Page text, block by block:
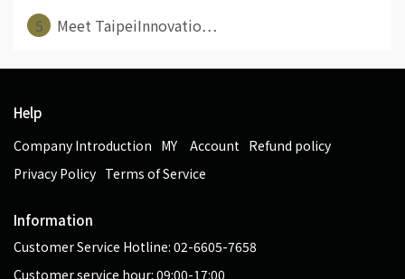
5
Meet TaipeiInnovatio⋯
Help
Company Introduction MY Account Refund policy
Privacy Policy Terms of Service
Information
Customer Service Hotline: 02-6605-7658
Customer service hour: 09:00-17:00